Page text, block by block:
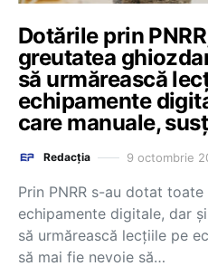
Dotările prin
greutatea
să urmărească
echipamente
care manuale,
Redacția 9 octombrie
Prin PNRR s-au dotat
echipamente digitale, dar
să urmărească lecțiile pe
să mai fie nevoie să…